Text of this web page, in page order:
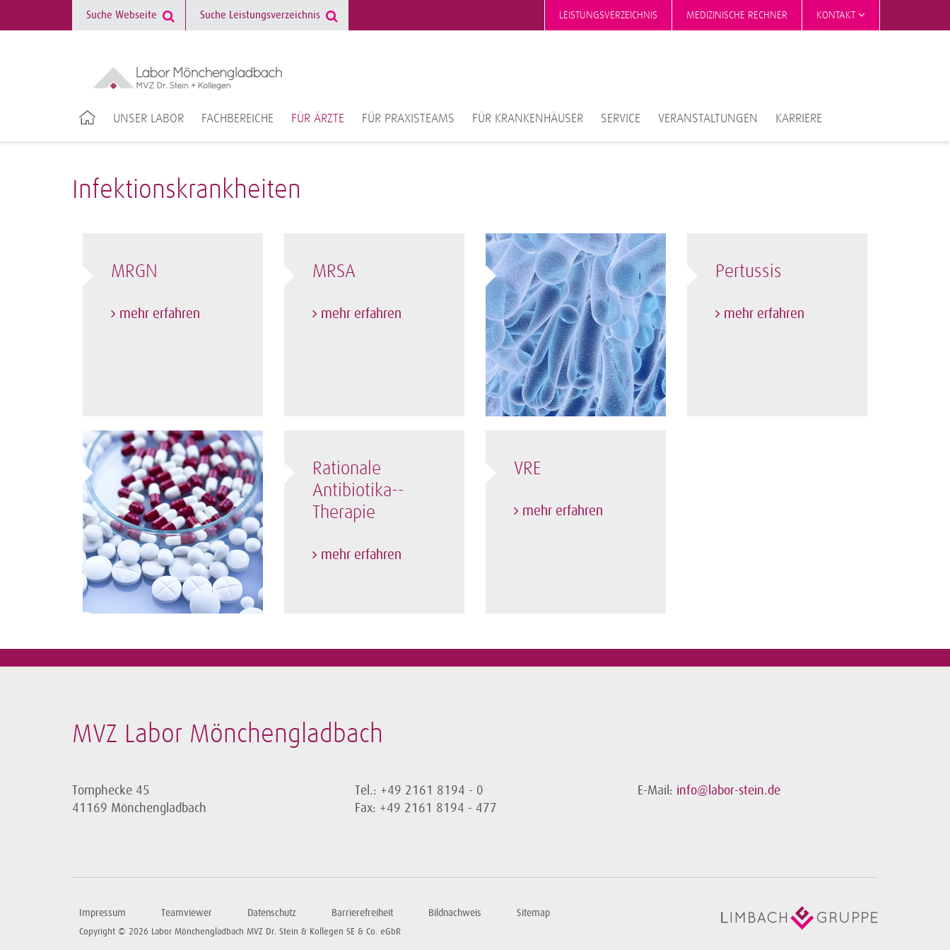
LEISTUNGSVERZEICHNIS MEDIZINISCHE RECHNER KONTAKT
UNSER LABOR FACHBEREICHE FÜR ÄRZTE FÜR PRAXISTEAMS FÜR KRANKENHÄUSER SERVICE VERANSTALTUNGEN KARRIERE
Infektionskrankheiten
MRGN
mehr erfahren
MRSA
mehr erfahren
Rationale
Antibiotika-­
Therapie
mehr erfahren
VRE
mehr erfahren
Pertussis
mehr erfahren
MVZ Labor Mönchengladbach
Tomphecke 45
41169 Mönchengladbach
Tel.: +49 2161 8194 - 0
Fax: +49 2161 8194 - 477
E-Mail: info@labor-stein.de
Impressum Teamviewer Datenschutz Barrierefreiheit Bildnachweis Sitemap
Copyright © 2026 Labor Mönchengladbach MVZ Dr. Stein & Kollegen SE & Co. eGbR